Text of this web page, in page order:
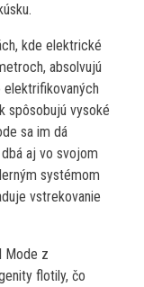
kde elektrické
absolvujú
spôsobujú vysoké
sa im dá
aj vo svojom
systémom
vstrekovanie
Mode z
flotily, čo